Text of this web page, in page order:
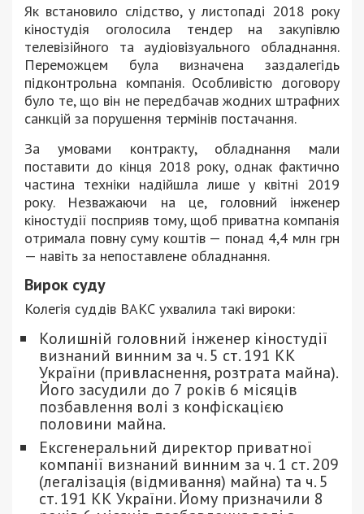
Як встановило слідство, у листопаді 2018 року
кіностудія оголосила тендер на закупівлю
телевізійного та аудіовізуального обладнання.
Переможцем була визначена заздалегідь
підконтрольна компанія. Особливістю договору
було те, що він не передбачав жодних штрафних
санкцій за порушення термінів постачання.
За умовами контракту, обладнання мали
поставити до кінця 2018 року, однак фактично
частина техніки надійшла лише у квітні 2019
року. Незважаючи на це, головний інженер
кіностудії посприяв тому, щоб приватна компанія
отримала повну суму коштів — понад 4,4 млн грн
— навіть за непоставлене обладнання.
Вирок суду
Колегія суддів ВАКС ухвалила такі вироки:
Колишній головний інженер кіностудії
визнаний винним за ч. 5 ст. 191 КК
України (привласнення, розтрата майна).
Його засудили до 7 років 6 місяців
позбавлення волі з конфіскацією
половини майна.
Ексгенеральний директор приватної
компанії визнаний винним за ч. 1 ст. 209
(легалізація (відмивання) майна) та ч. 5
ст. 191 КК України. Йому призначили 8